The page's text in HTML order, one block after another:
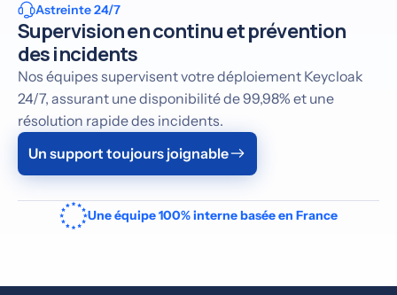
Astreinte 24/7
Supervision en continu et prévention
des incidents
Nos équipes supervisent votre déploiement Keycloak
24/7, assurant une disponibilité de 99,98% et une
résolution rapide des incidents.
Un support toujours joignable
Une équipe 100% interne basée en France